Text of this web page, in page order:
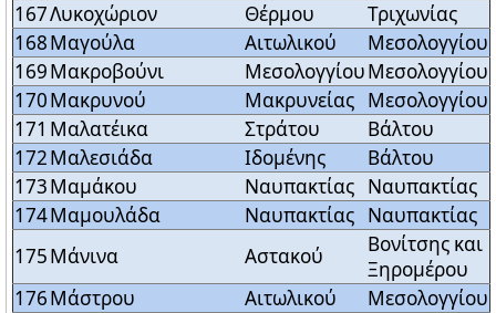
167Λυκοχώριον Θέρμου
Τριχωνίας
168Μαγούλα Αιτωλικού
Μεσολογγίου
169Μακροβούνι ΜεσολογγίουΜεσολογγίου
170Μακρυνού Μακρυνείας Μεσολογγίου
171 Μαλατέικα Στράτου
Βάλτου
172Μαλεσιάδα Ιδομένης
Βάλτου
173Μαμάκου Ναυπακτίας Ναυπακτίας
174Μαμουλάδα Ναυπακτίας Ναυπακτίας
175Μάνινα Αστακού
Βονίτσης και
Ξηρομέρου
176Μάστρου Αιτωλικού
Μεσολογγίου